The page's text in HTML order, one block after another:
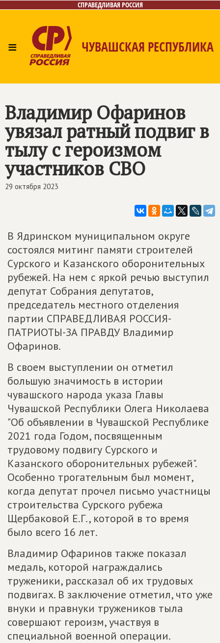
СПРАВЕДЛИВАЯ РОССИЯ
≡ ЧУВАШСКАЯ РЕСПУБЛИКА
Контакты
Владимир Офаринов
увязал ратный подвиг в
тылу с героизмом
участников СВО
29 октября 2023
В Ядринском муниципальном округе
состоялся митинг памяти строителей
Сурского и Казанского оборонительных
рубежей. На нем с яркой речью выступил
депутат Собрания депутатов,
председатель местного отделения
партии СПРАВЕДЛИВАЯ РОССИЯ-
ПАТРИОТЫ-ЗА ПРАВДУ Владимир
Офаринов.
В своем выступлении он отметил
большую значимость в истории
чувашского народа указа Главы
Чувашской Республики Олега Николаева
"Об объявлении в Чувашской Республике
2021 года Годом, посвященным
трудовому подвигу Сурского и
Казанского оборонительных рубежей".
Особенно трогательным был момент,
когда депутат прочел письмо участницы
строительства Сурского рубежа
Щербаковой Е.Г., которой в то время
было всего 16 лет.
Владимир Офаринов также показал
медаль, которой награждались
труженики, рассказал об их трудовых
подвигах. В заключение отметил, что уже
внуки и правнуки тружеников тыла
совершают героизм, участвуя в
специальной военной операции.